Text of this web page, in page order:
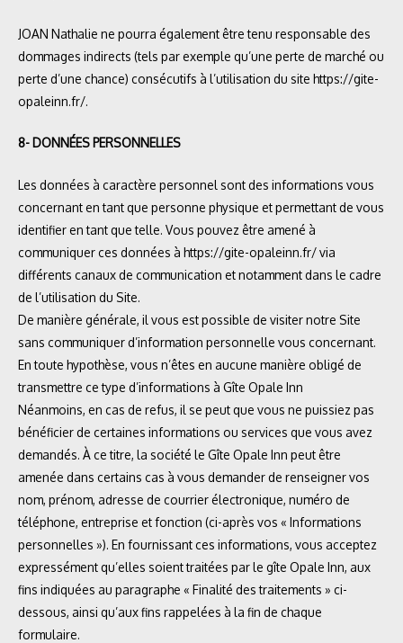
JOAN Nathalie ne pourra également être tenu responsable des
dommages indirects (tels par exemple qu’une perte de marché ou
perte d’une chance) consécutifs à l’utilisation du site https://gite-
opaleinn.fr/.
8- DONNÉES PERSONNELLES
Les données à caractère personnel sont des informations vous
concernant en tant que personne physique et permettant de vous
identifier en tant que telle. Vous pouvez être amené à
communiquer ces données à https://gite-opaleinn.fr/via
différents canaux de communication et notamment dans le cadre
de l’utilisation du Site.
De manière générale, il vous est possible de visiter notre Site
sans communiquer d’information personnelle vous concernant.
En toute hypothèse, vous n’êtes en aucune manière obligé de
transmettre ce type d’informations à Gîte Opale Inn
Néanmoins, en cas de refus, il se peut que vous ne puissiez pas
bénéficier de certaines informations ou services que vous avez
demandés. À ce titre, la société le Gîte Opale Inn peut être
amenée dans certains cas à vous demander de renseigner vos
nom, prénom, adresse de courrier électronique, numéro de
téléphone, entreprise et fonction (ci-après vos « Informations
personnelles »). En fournissant ces informations, vous acceptez
expressément qu’elles soient traitées par le gîte Opale Inn, aux
fins indiquées au paragraphe « Finalité des traitements » ci-
dessous, ainsi qu’aux fins rappelées à la fin de chaque
formulaire.